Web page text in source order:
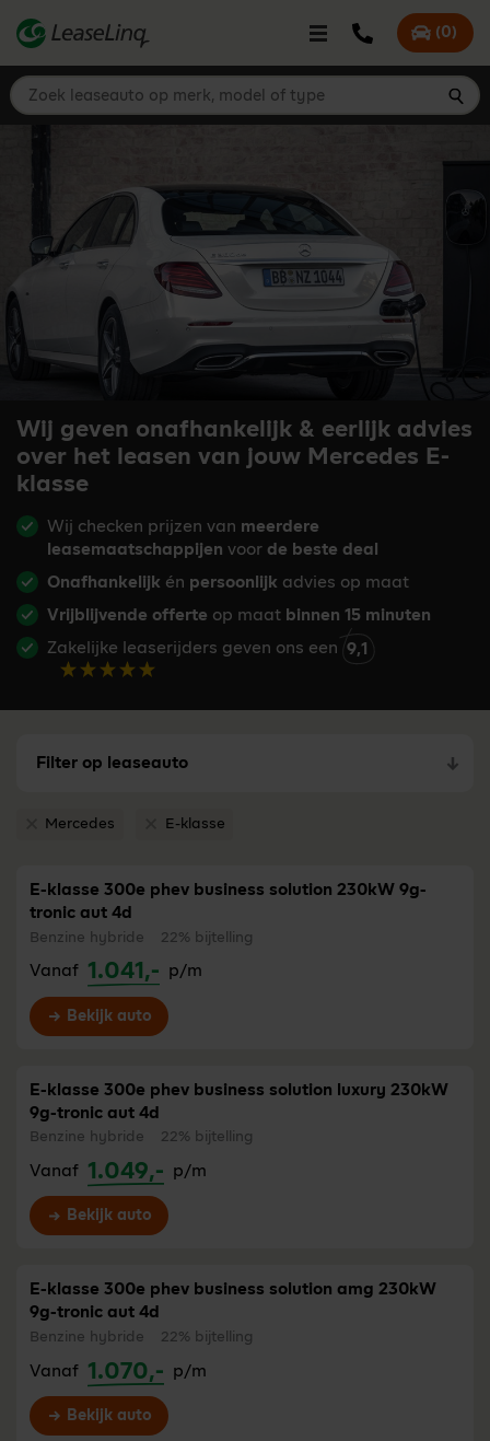
Bel LeaseLinq
Mijn
(0)
Zoek leaseauto op merk, model of type
Wij geven onafhankelijk & eerlijk advies
over het leasen van jouw Mercedes E-
klasse
Wij checken prijzen van meerdere
leasemaatschappijen voor de beste deal
Onafhankelijk én persoonlijk advies op maat
Vrijblijvende offerte op maat binnen 15 minuten
Zakelijke leaserijders geven ons een 9,1
Filter op leaseauto
Verwijder filter Mercedes
Mercedes Verwijder filter E-klasse
E-klasse
E-klasse 300e phev business solution 230kW 9g-
tronic aut 4d
Benzine hybride 22% bijtelling
Vanaf 1.041,- p/m
Bekijk auto
E-klasse 300e phev business solution luxury 230kW
9g-tronic aut 4d
Benzine hybride 22% bijtelling
Vanaf 1.049,- p/m
Bekijk auto
E-klasse 300e phev business solution amg 230kW
9g-tronic aut 4d
Benzine hybride 22% bijtelling
Vanaf 1.070,- p/m
Bekijk auto